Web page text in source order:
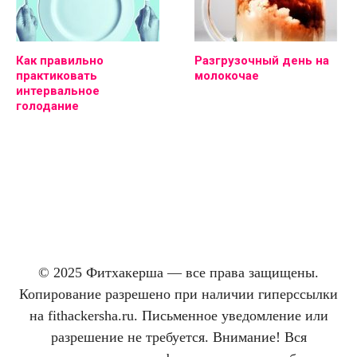
Как правильно
практиковать
интервальное
голодание
Разгрузочный день на
молокочае
© 2025 Фитхакерша — все права защищены.
Копирование разрешено при наличии гиперссылки
на fithackersha.ru. Письменное уведомление или
разрешение не требуется. Внимание! Вся